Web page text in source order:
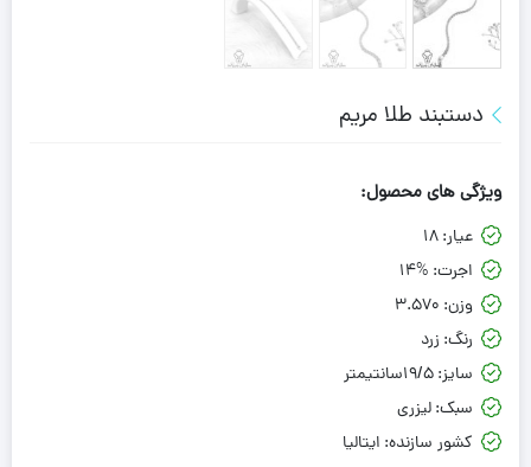
دستبند طلا مریم
ویژگی های محصول:
عیار:18
اجرت: 14%
وزن: 3.570
رنگ: زرد
سایز:19/5سانتیمتر
سبک:لیزری
کشور سازنده: ایتالیا